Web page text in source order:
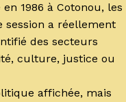
1986 à Cotonou, les
session a réellement
des secteurs
culture, justice ou
affichée, mais